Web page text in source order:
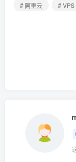
# 阿里云
# VPS